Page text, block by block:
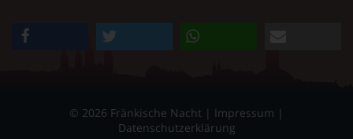
© 2026 Fränkische Nacht | Impressum |
Datenschutzerklärung